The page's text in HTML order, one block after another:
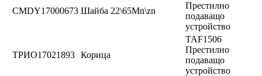
CMDY17000673 Шайба 22\65Mn\zn
Престилно
подаващо
устройство
ТРИО17021893 Корица
TAF1506
Престилно
подаващо
устройство